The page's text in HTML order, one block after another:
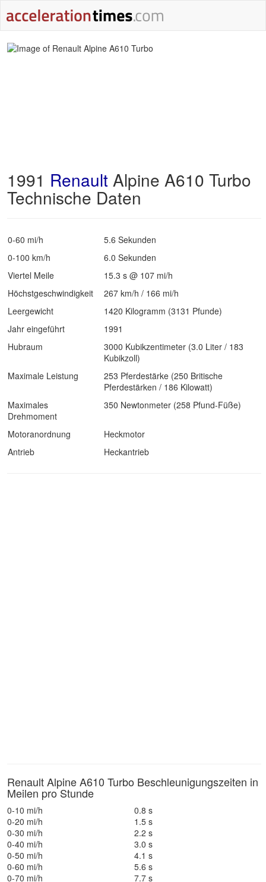
1991 Renault Alpine A610 Turbo
Technische Daten
0-60 mi/h
5.6 Sekunden
0-100 km/h
6.0 Sekunden
Viertel Meile
15.3 s @ 107 mi/h
Höchstgeschwindigkeit
267 km/h / 166 mi/h
Leergewicht
1420 Kilogramm (3131 Pfunde)
Jahr eingeführt
1991
Hubraum
3000 Kubikzentimeter (3.0 Liter / 183
Kubikzoll)
Maximale Leistung
253 Pferdestärke (250 Britische
Pferdestärken / 186 Kilowatt)
Maximales
Drehmoment
350 Newtonmeter (258 Pfund-Füße)
Motoranordnung
Heckmotor
Antrieb
Heckantrieb
Renault Alpine A610 Turbo Beschleunigungszeiten in
Meilen pro Stunde
0-10 mi/h
0.8 s
0-20 mi/h
1.5 s
0-30 mi/h
2.2 s
0-40 mi/h
3.0 s
0-50 mi/h
4.1 s
0-60 mi/h
5.6 s
0-70 mi/h
7.7 s